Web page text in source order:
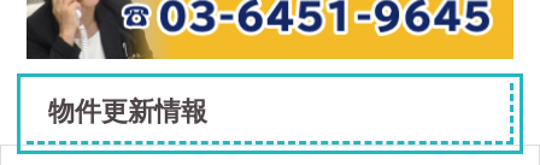
物件更新情報